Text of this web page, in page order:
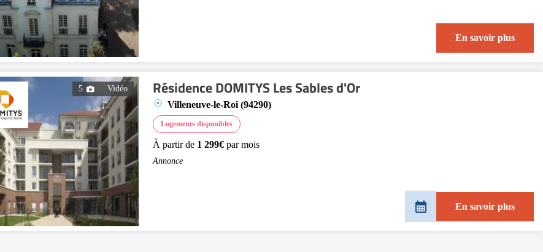
En savoir plus
5 Vidéo Résidence DOMITYS Les Sables d'Or
Villeneuve-le-Roi (94290)
Logements disponibles
À partir de 1 299€ par mois
Annonce
En savoir plus